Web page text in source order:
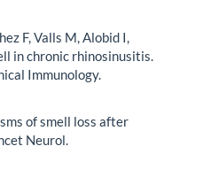
F, Valls M, Alobid I,
in chronic rhinosinusitis.
Immunology.
of smell loss after
Neurol.